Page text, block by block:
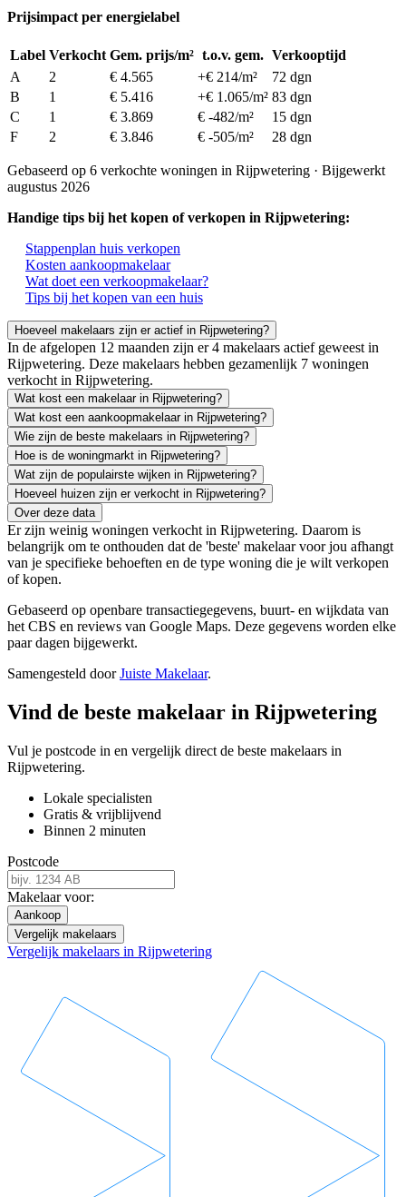
Prijsimpact per energielabel
Label Verkocht Gem. prijs/m² t.o.v. gem. Verkooptijd
A
2 € 4.565 +€ 214/m²
72 dgn
B
1 € 5.416 +€ 1.065/m² 83 dgn
C
1 € 3.869 € -482/m²
15 dgn
F
2 € 3.846 € -505/m² 28 dgn
Gebaseerd op 6 verkochte woningen in Rijpwetering · Bijgewerkt
augustus 2026
Handige tips bij het kopen of verkopen in Rijpwetering:
Stappenplan huis verkopen
Kosten aankoopmakelaar
Wat doet een verkoopmakelaar?
Tips bij het kopen van een huis
Hoeveel makelaars zijn er actief in Rijpwetering?
In de afgelopen 12 maanden zijn er 4 makelaars actief geweest in
Rijpwetering. Deze makelaars hebben gezamenlijk 7 woningen
verkocht in Rijpwetering.
Wat kost een makelaar in Rijpwetering?
Wat kost een aankoopmakelaar in Rijpwetering?
Wie zijn de beste makelaars in Rijpwetering?
Hoe is de woningmarkt in Rijpwetering?
Wat zijn de populairste wijken in Rijpwetering?
Hoeveel huizen zijn er verkocht in Rijpwetering?
Over deze data
Er zijn weinig woningen verkocht in Rijpwetering. Daarom is
belangrijk om te onthouden dat de 'beste' makelaar voor jou afhangt
van je specifieke behoeften en de type woning die je wilt verkopen
of kopen.
Gebaseerd op openbare transactiegegevens, buurt- en wijkdata van
het CBS en reviews van Google Maps. Deze gegevens worden elke
paar dagen bijgewerkt.
Samengesteld doorJuiste Makelaar.
Vind de beste makelaar in Rijpwetering
Vul je postcode in en vergelijk direct de beste makelaars in
Rijpwetering.
Lokale specialisten
Gratis & vrijblijvend
Binnen 2 minuten
Postcode
Makelaar voor:
Aankoop
Vergelijk makelaars
Vergelijk makelaars in Rijpwetering